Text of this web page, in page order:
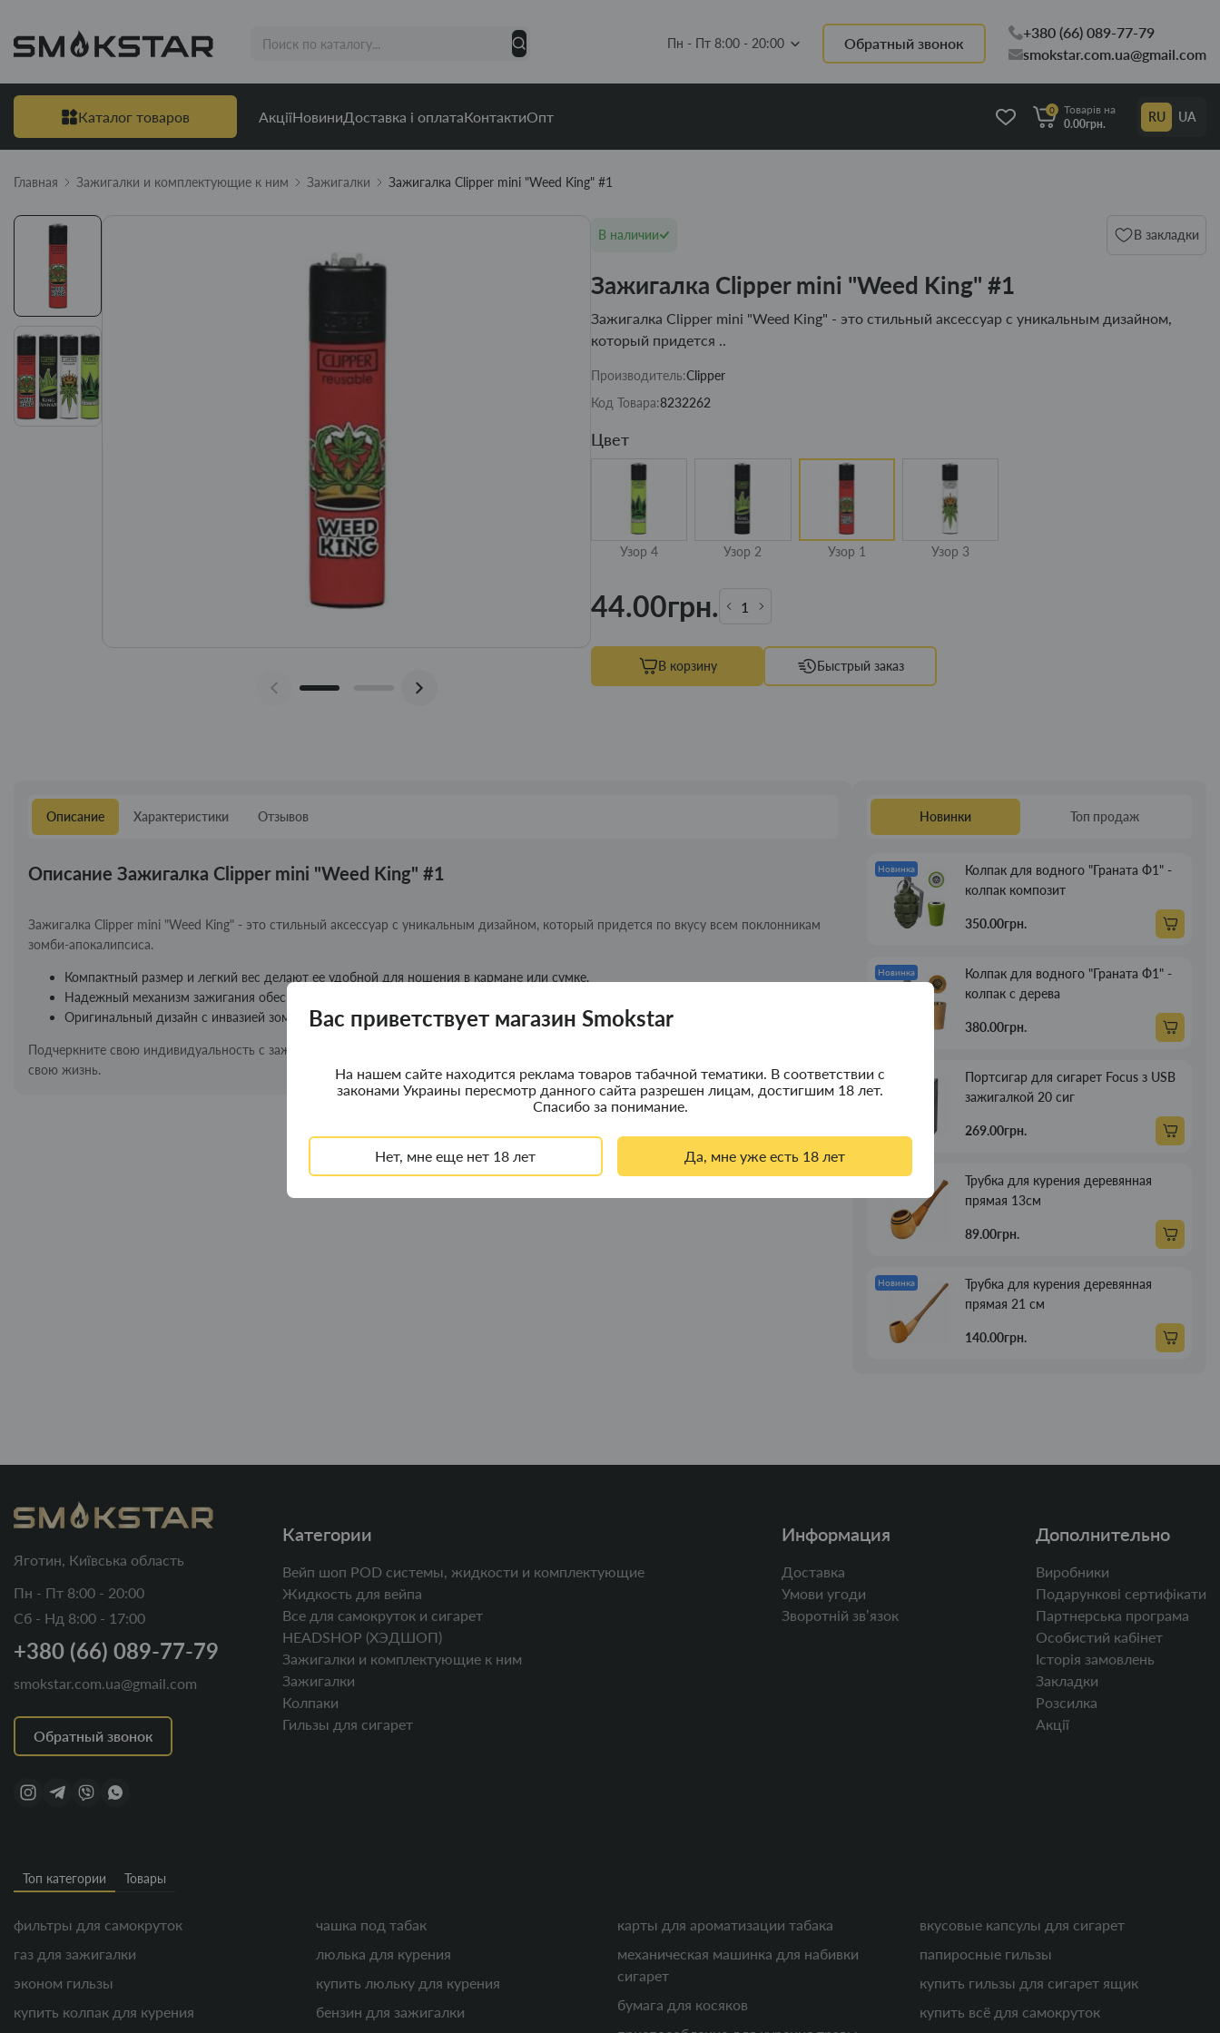
Вас приветствует магазин Smokstar
На нашем сайте находится реклама товаров табачной тематики. В соответствии с
законами Украины пересмотр данного сайта разрешен лицам, достигшим 18 лет.
Спасибо за понимание.
Нет, мне еще нет 18 лет Да, мне уже есть 18 лет
Пн - Пт 8:00 - 20:00 Обратный звонок
+380 (66) 089-77-79
smokstar.com.ua@gmail.com
Каталог товаров АкціїНовиниДоставка і оплатаКонтактиОпт 0
Товарів на
0.00грн.
RU UA
Главная Зажигалки и комплектующие к ним Зажигалки Зажигалка Clipper mini "Weed King" #1
В наличии В закладки
Зажигалка Clipper mini "Weed King" #1
Зажигалка Clipper mini "Weed King" - это стильный аксессуар с уникальным дизайном,
который придется ..
Производитель:Clipper
Код Товара:8232262
Цвет
Узор 4 Узор 2 Узор 1 Узор 3
44.00грн.
В корзину Быстрый заказ
Описание Характеристики Отзывов
Описание Зажигалка Clipper mini "Weed King" #1
Зажигалка Clipper mini "Weed King" - это стильный аксессуар с уникальным дизайном, который придется по вкусу всем поклонникам
зомби-апокалипсиса.
Компактный размер и легкий вес делают ее удобной для ношения в кармане или сумке.
Надежный механизм зажигания обеспечивает стабильную работу в любых условиях.
Оригинальный дизайн с инвазией зомби добавит вашему образу загадочности и стиля.
Подчеркните свою индивидуальность с зажигалкой Clipper Classic Micro Zombie Invasion от Smokstar и добавьте немного мистики в
свою жизнь.
Новинки Топ продаж
Новинка
Колпак для водного "Граната Ф1" -
колпак композит
350.00грн.
Новинка
Колпак для водного "Граната Ф1" -
колпак с дерева
380.00грн.
Новинка
Портсигар для сигарет Focus з USB
зажигалкой 20 сиг
269.00грн.
Новинка
Трубка для курения деревянная
прямая 13см
89.00грн.
Новинка
Трубка для курения деревянная
прямая 21 см
140.00грн.
Яготин, Київська область
Пн - Пт 8:00 - 20:00
Сб - Нд 8:00 - 17:00
+380 (66) 089-77-79
smokstar.com.ua@gmail.com
Обратный звонок
Категории
Вейп шоп POD системы, жидкости и комплектующие
Жидкость для вейпа
Все для самокруток и сигарет
HEADSHOP (ХЭДШОП)
Зажигалки и комплектующие к ним
Зажигалки
Колпаки
Гильзы для сигарет
Информация
Доставка
Умови угоди
Зворотній звʼязок
Дополнительно
Виробники
Подарункові сертифікати
Партнерська програма
Особистий кабінет
Історія замовлень
Закладки
Розсилка
Акції
Топ категории Товары
фильтры для самокруток
газ для зажигалки
эконом гильзы
купить колпак для курения
чашка под табак
люлька для курения
купить люльку для курения
бензин для зажигалки
карты для ароматизации табака
механическая машинка для набивки
сигарет
бумага для косяков
вкусовые капсулы для сигарет
папиросные гильзы
купить гильзы для сигарет ящик
купить всё для самокруток